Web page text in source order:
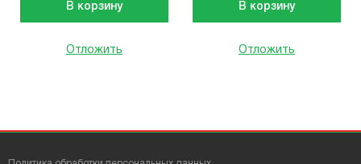
В корзину
Отложить
В корзину
Отложить